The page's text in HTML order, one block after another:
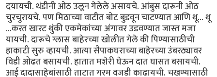
दयायची. थंडीनी ओठ उलून गेलेले असायचे. आंबुस दारूनी ओठ
चुरचुरायचे. पण मिठाच्या वाटीत बोट बुडवून चाटण्यात आणि थू... थू
...करत खारट थुंकी एकमेकांच्या अंगावर उडवण्यात जास्त मजा
यायची. दारूचे ग्लास बाहेरच्या खोलीत गेले की पिण्यासाठीची
हाकाटी सुरु व्हायची. आत्या सैपाकघराच्या बाहेरच्या उंबरठ्यावर
विडी ओढत बसायची. हातात मशेरी घेऊन दात घासत बसायची.
आई दादासाहेबांसाठी ताटात गरम वजडी काढायची. चखण्यासाठी